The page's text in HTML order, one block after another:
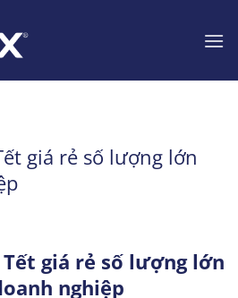
giá rẻ số lượng lớn
giá rẻ số lượng lớn
nghiệp